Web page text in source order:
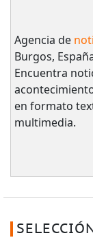
Agencia de
Burgos,
Encuentra
en formato
multimedia.